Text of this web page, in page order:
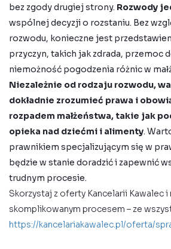
bez zgody drugiej strony. Rozwody
wspólnej decyzji o rozstaniu. Bez
rozwodu, konieczne jest
przyczyn, takich jak zdrada, przemoc
niemożność pogodzenia różnic w
Niezależnie od rodzaju rozwodu,
dokładnie zrozumieć prawa i
rozpadem małżeństwa, takie jak
opieka nad dziećmi i alimenty.
prawnikiem specjalizującym się w
będzie w stanie doradzić i zapewnić
trudnym procesie.
Skorzystaj z oferty Kancelarii Kawalec i
skomplikowanym procesem – ze
https://kancelariakawalec.pl/oferta/